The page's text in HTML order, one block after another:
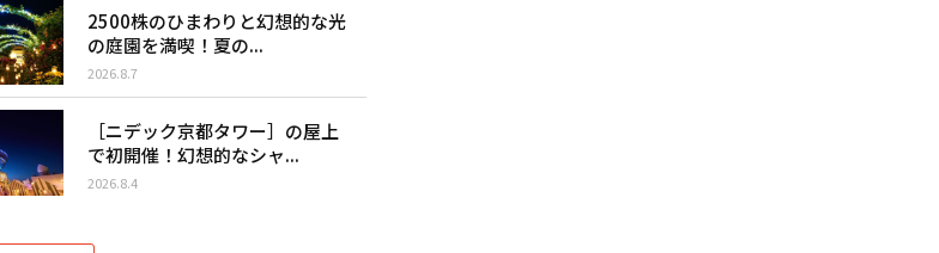
2500株のひまわりと幻想的な光
の庭園を満喫！夏の...
2026.8.7
［ニデック京都タワー］の屋上
で初開催！幻想的なシャ...
2026.8.4